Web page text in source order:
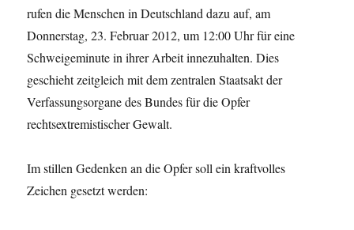
rufen die Menschen in Deutschland dazu auf, am
Donnerstag, 23. Februar 2012, um 12:00 Uhr für eine
Schweigeminute in ihrer Arbeit innezuhalten. Dies
geschieht zeitgleich mit dem zentralen Staatsakt der
Verfassungsorgane des Bundes für die Opfer
rechtsextremistischer Gewalt.
Im stillen Gedenken an die Opfer soll ein kraftvolles
Zeichen gesetzt werden: